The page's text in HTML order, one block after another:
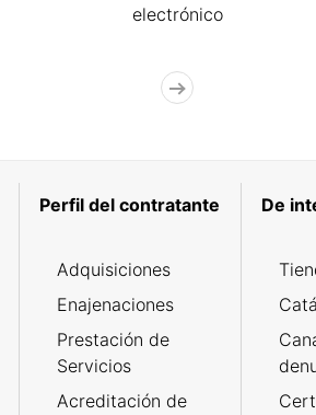
electrónico
Perfil del contratante
Adquisiciones
Enajenaciones
Prestación de
Servicios
Acreditación de
De